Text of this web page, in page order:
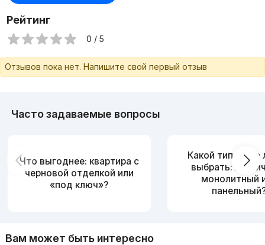
Рейтинг
0 / 5
Отзывов пока нет. Напишите свой первый отзыв
Часто задаваемые вопросы
Что выгоднее: квартира с
черновой отделкой или
«под ключ»?
Какой тип дома
выбрать:
монолитный
Вам может быть интересно